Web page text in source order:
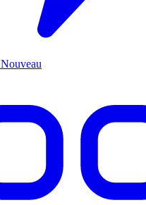
Nouveau